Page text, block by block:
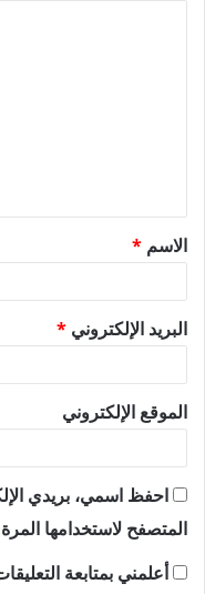
ق
*
الاسم *
البريد الإلكتروني *
الموقع الإلكتروني
احفظ اسمي، بريدي
المتصفح لاستخدامها
أعلمني بمتابعة